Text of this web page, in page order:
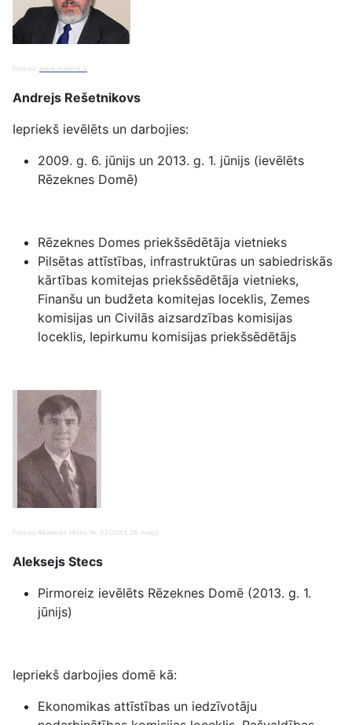
Foto no: www.rezekne.lv
Andrejs Rešetnikovs
Iepriekš ievēlēts un darbojies:
2009. g. 6. jūnijs un 2013. g. 1. jūnijs (ievēlēts
Rēzeknes Domē)
Rēzeknes Domes priekšsēdētāja vietnieks
Pilsētas attīstības, infrastruktūras un sabiedriskās
kārtības komitejas priekšsēdētāja vietnieks,
Finanšu un budžeta komitejas loceklis, Zemes
komisijas un Civilās aizsardzības komisijas
loceklis, Iepirkumu komisijas priekšsēdētājs
Foto no:Rēzeknes Vēstis, Nr. 63 (2013, 28. maijs)
Aleksejs Stecs
Pirmoreiz ievēlēts Rēzeknes Domē (2013. g. 1.
jūnijs)
Iepriekš darbojies domē kā:
Ekonomikas attīstības un iedzīvotāju